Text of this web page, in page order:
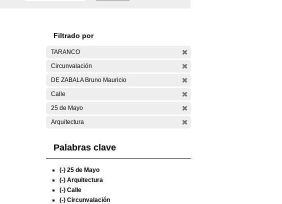
Filtrado por
TARANCO
Circunvalación
DE ZABALA Bruno Mauricio
Calle
25 de Mayo
Arquitectura
Palabras clave
(-) 25 de Mayo
(-) Arquitectura
(-) Calle
(-) Circunvalación